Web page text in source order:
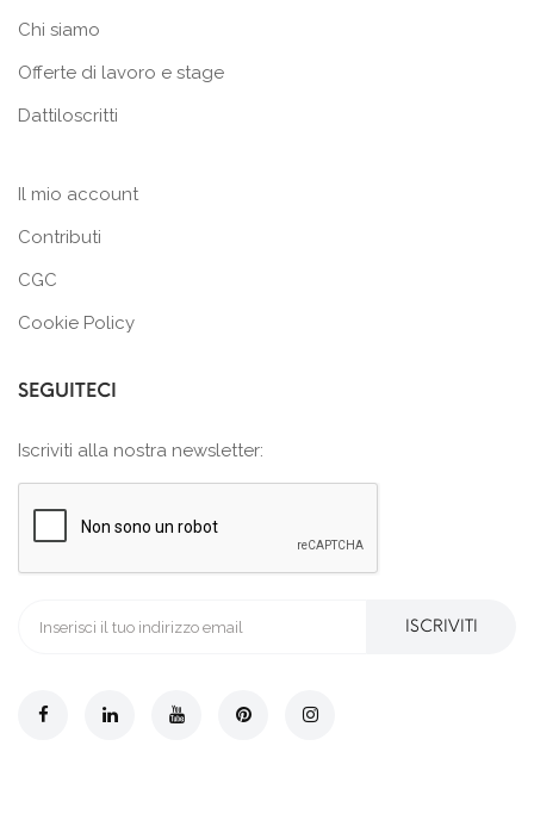
Chi siamo
Offerte di lavoro e stage
Dattiloscritti
Il mio account
Contributi
CGC
Cookie Policy
SEGUITECI
Iscriviti alla nostra newsletter:
ISCRIVITI